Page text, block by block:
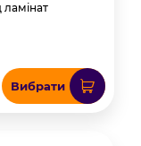
ламінат
Вибрати